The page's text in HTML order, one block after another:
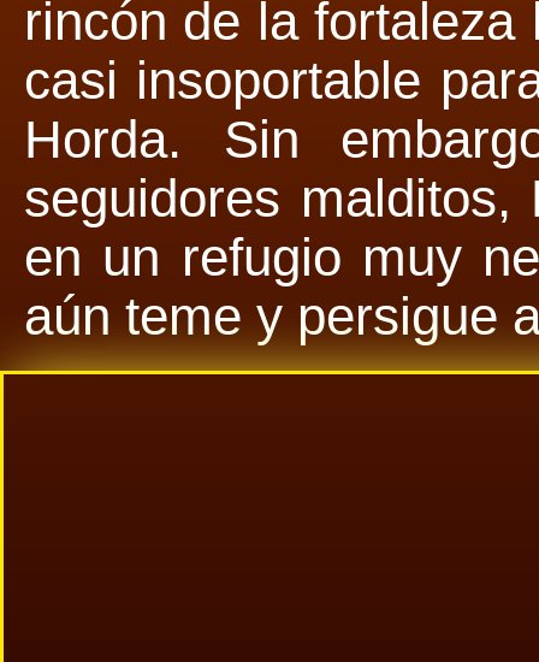
rincón de la
casi insoportable
Horda. Sin
seguidores
en un refugio muy
aún teme y persigue